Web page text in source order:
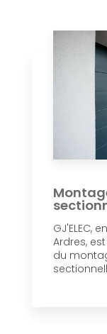
GJ'ELEC,
Ardres,
du